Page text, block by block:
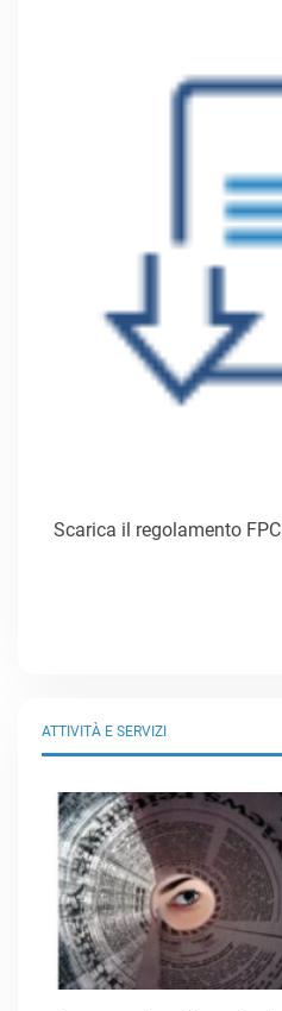
Scarica il regolamento FPC
ATTIVITÀ E SERVIZI